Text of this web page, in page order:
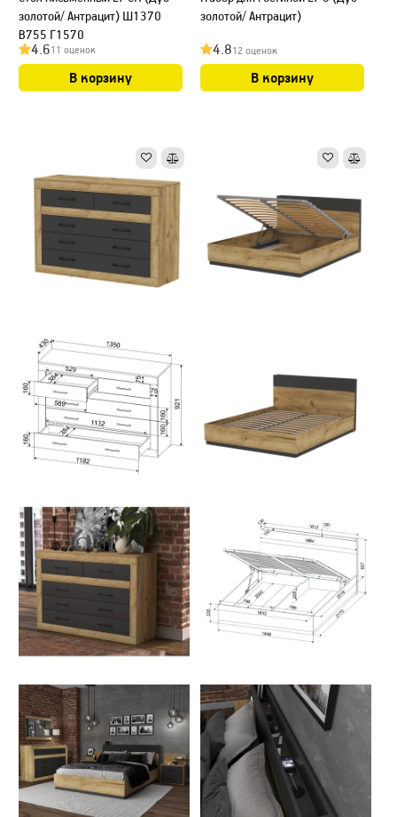
золотой/ Антрацит) Ш1370
В755 Г1570
4.611 оценок
В корзину
золотой/ Антрацит)
4.812 оценок
В корзину